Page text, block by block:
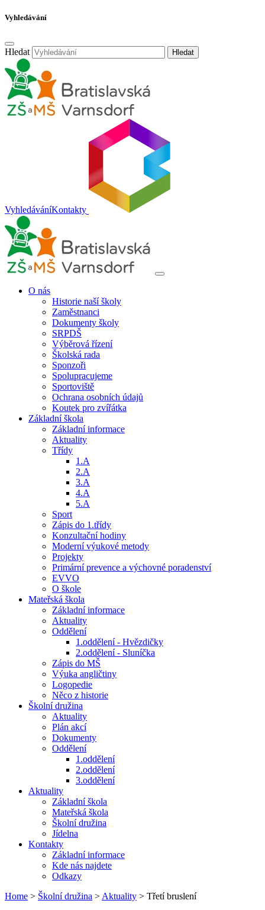
Vyhledávání
Hledat Hledat
VyhledáváníKontakty
O nás
Historie naší školy
Zaměstnanci
Dokumenty školy
SRPDŠ
Výběrová řízení
Školská rada
Sponzoři
Spolupracujeme
Sportoviště
Ochrana osobních údajů
Koutek pro zvířátka
Základní škola
Základní informace
Aktuality
Třídy
1.A
2.A
3.A
4.A
5.A
Sport
Zápis do 1.třídy
Konzultační hodiny
Moderní výukové metody
Projekty
Primární prevence a výchovné poradenství
EVVO
O škole
Mateřská škola
Základní informace
Aktuality
Oddělení
1.oddělení - Hvězdičky
2.oddělení - Sluníčka
Zápis do MŠ
Výuka angličtiny
Logopedie
Něco z historie
Školní družina
Aktuality
Plán akcí
Dokumenty
Oddělení
1.oddělení
2.oddělení
3.oddělení
Aktuality
Základní škola
Mateřská škola
Školní družina
Jídelna
Kontakty
Základní informace
Kde nás najdete
Odkazy
Home > Školní družina > Aktuality > Třetí bruslení